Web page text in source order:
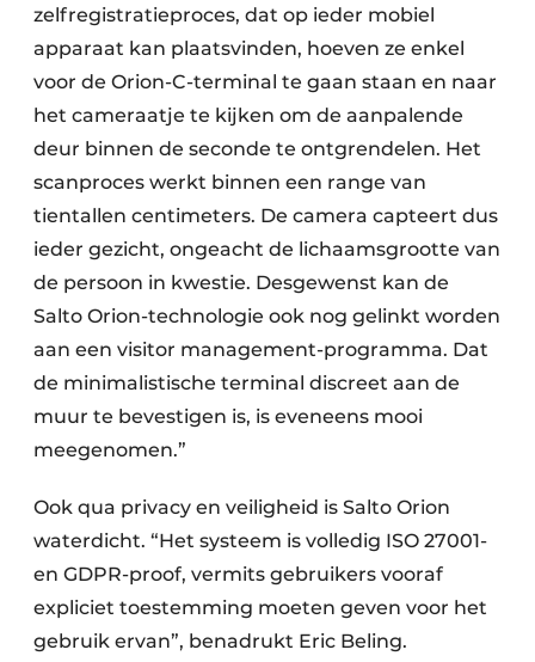
zelfregistratieproces, dat op ieder mobiel
apparaat kan plaatsvinden, hoeven ze enkel
voor de Orion-C-terminal te gaan staan en naar
het cameraatje te kijken om de aanpalende
deur binnen de seconde te ontgrendelen. Het
scanproces werkt binnen een range van
tientallen centimeters. De camera capteert dus
ieder gezicht, ongeacht de lichaamsgrootte van
de persoon in kwestie. Desgewenst kan de
Salto Orion-technologie ook nog gelinkt worden
aan een visitor management-programma. Dat
de minimalistische terminal discreet aan de
muur te bevestigen is, is eveneens mooi
meegenomen.”
Ook qua privacy en veiligheid is Salto Orion
waterdicht. “Het systeem is volledig ISO 27001-
en GDPR-proof, vermits gebruikers vooraf
expliciet toestemming moeten geven voor het
gebruik ervan”, benadrukt Eric Beling.